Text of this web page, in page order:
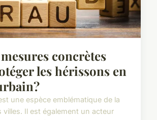
concrètes
les hérissons en
une espèce emblématique de la
villes. Il est également un acteur